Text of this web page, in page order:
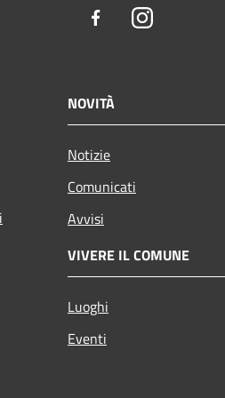
FacebookInstagram
NOVITÀ
Notizie
Comunicati
Avvisi
VIVERE IL COMUNE
Luoghi
Eventi